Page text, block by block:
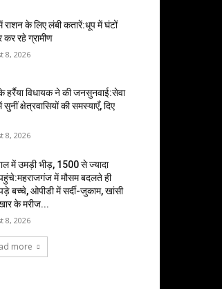
राशन के लिए लंबी कतारें:धूप में घंटों
कर रहे ग्रामीण
8, 2026
हर्रैया विधायक ने की जनसुनवाई:सेवा
क्षेत्रवासियों की समस्याएँ, दिए
8, 2026
में उमड़ी भीड़, 1500 से ज्यादा
में मौसम बदलते ही
पड़े बच्चे, ओपीडी में सर्दी-जुकाम, खांसी
के मरीज...
8, 2026
more